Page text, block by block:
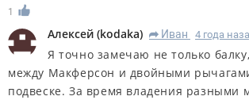
1
Алексей (kodaka) R Иван 4 года
Я точно замечаю не только
между Макферсон и двойными
подвеске. За время владения разными